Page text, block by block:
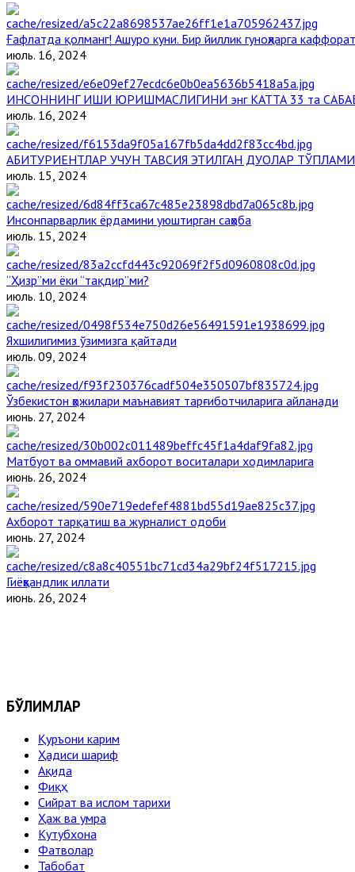
Ғафлатда қолманг! Ашуро куни. Бир йиллик гуноҳларга
июль. 16, 2024
ИНСОННИНГ ИШИ ЮРИШМАСЛИГИНИ энг КАТТА 33 та
июль. 16, 2024
АБИТУРИЕНТЛАР УЧУН ТАВСИЯ ЭТИЛГАН ДУОЛАР ТЎПЛАМИ
июль. 15, 2024
Инсонпарварлик ёрдамини уюштирган саҳоба
июль. 15, 2024
“Ҳизр”ми ёки “тақдир”ми?
июль. 10, 2024
Яхшилигимиз ўзимизга қайтади
июль. 09, 2024
Ўзбекистон ҳожилари маънавият тарғиботчиларига айланади
июнь. 27, 2024
Матбуот ва оммавий ахборот воситалари ходимларига
июнь. 26, 2024
Ахборот тарқатиш ва журналист одоби
июнь. 27, 2024
Гиёҳвандлик иллати
июнь. 26, 2024
БЎЛИМЛАР
Қуръони карим
Ҳадиси шариф
Ақида
Фиқҳ
Сийрат ва ислом тарихи
Ҳаж ва умра
Кутубхона
Фатволар
Табобат